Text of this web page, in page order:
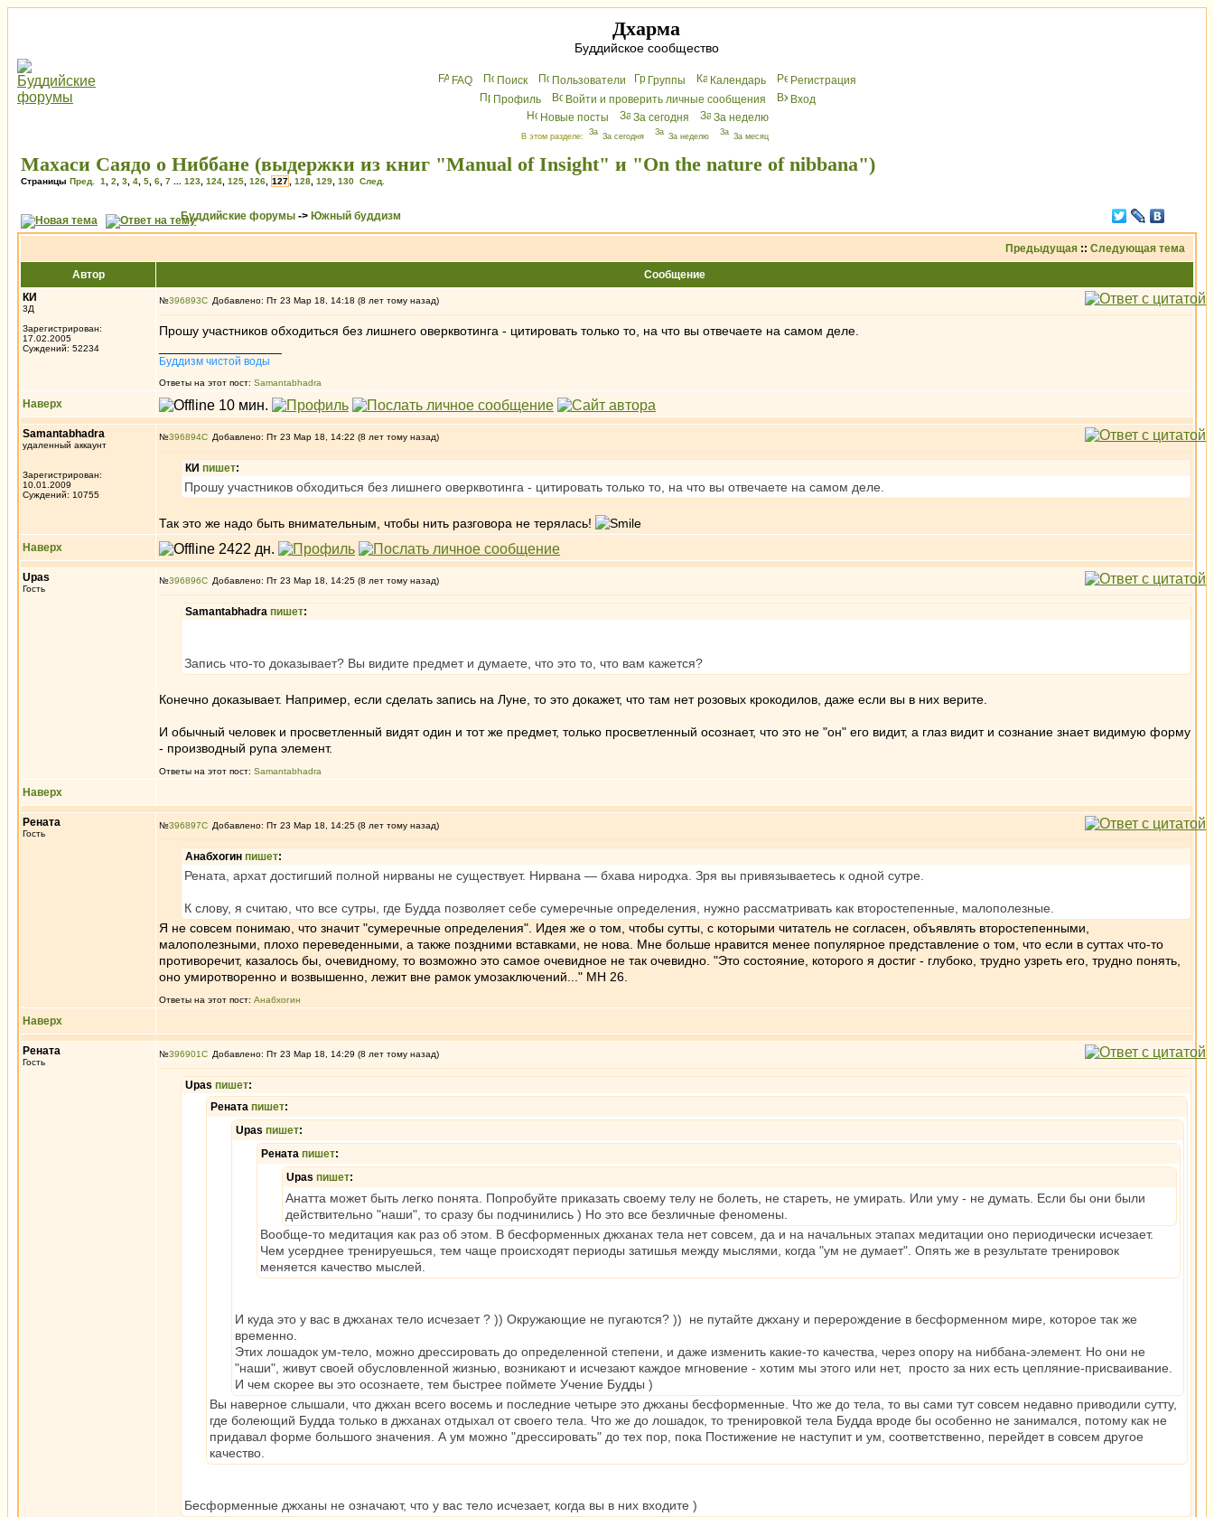
Дхарма
Буддийское сообщество
FAQ Поиск Пользователи Группы Календарь
Peгиcтрaция
Профиль
Войти и проверить личные сообщения
Вхoд
Новые посты
За сегодня За неделю
В этом разделе: За сегодня За неделю За месяц
Махаси Саядо о Ниббане (выдержки из книг "Manual of Insight" и "On the nature of nibbana")
Страницы Пред. 1 2 3 4 5 6 7 123 124 125 126 127 128 129 130 След.
Буддийские форумы -> Южный буддизм
Предыдущая :: Следующая тема
Автор
Сообщение
КИ
3Д
Зарегистрирован:
17.02.2005
Суждений: 52234
№396893 Добавлено: Пт 23 Мар 18, 14:18 (8 лет тому назад)
Прошу участников обходиться без лишнего оверквотинга - цитировать только то, на что вы отвечаете на самом деле.
Буддизм чистой воды
Ответы на этот пост: Samantabhadra
Наверх
Samantabhadra
удаленный аккаунт
Зарегистрирован:
10.01.2009
Суждений: 10755
№396894 Добавлено: Пт 23 Мар 18, 14:22 (8 лет тому назад)
КИ пишет:
Прошу участников обходиться без лишнего оверквотинга - цитировать только то, на что вы отвечаете на самом деле.
Так это же надо быть внимательным, чтобы нить разговора не терялась!
Наверх
Upas
Гость
№396896 Добавлено: Пт 23 Мар 18, 14:25 (8 лет тому назад)
Samantabhadra пишет:
Запись что-то доказывает? Вы видите предмет и думаете, что это то, что вам кажется?
Конечно доказывает. Например, если сделать запись на Луне, то это докажет, что там нет розовых крокодилов, даже если вы в них верите.
И обычный человек и просветленный видят один и тот же предмет, только просветленный осознает, что это не "он" его видит, а глаз видит и сознание знает видимую форму
- производный рупа элемент.
Ответы на этот пост: Samantabhadra
Наверх
Рената
Гость
№396897 Добавлено: Пт 23 Мар 18, 14:25 (8 лет тому назад)
Анабхогин пишет:
Рената, архат достигший полной нирваны не существует. Нирвана — бхава ниродха. Зря вы привязываетесь к одной сутре.
К слову, я считаю, что все сутры, где Будда позволяет себе сумеречные определения, нужно рассматривать как второстепенные, малополезные.
Я не совсем понимаю, что значит "сумеречные определения". Идея же о том, чтобы сутты, с которыми читатель не согласен, объявлять второстепенными,
малополезными, плохо переведенными, а также поздними вставками, не нова. Мне больше нравится менее популярное представление о том, что если в суттах что-то
противоречит, казалось бы, очевидному, то возможно это самое очевидное не так очевидно. "Это состояние, которого я достиг - глубоко, трудно узреть его, трудно понять,
оно умиротворенно и возвышенно, лежит вне рамок умозаключений..." МН 26.
Ответы на этот пост: Анабхогин
Наверх
Рената
Гость
№396901 Добавлено: Пт 23 Мар 18, 14:29 (8 лет тому назад)
Upas пишет:
Рената пишет:
Upas пишет:
Рената пишет:
Upas пишет:
Анатта может быть легко понята. Попробуйте приказать своему телу не болеть, не стареть, не умирать. Или уму - не думать. Если бы они были
действительно "наши", то сразу бы подчинились ) Но это все безличные феномены.
Вообще-то медитация как раз об этом. В бесформенных джханах тела нет совсем, да и на начальных этапах медитации оно периодически исчезает.
Чем усерднее тренируешься, тем чаще происходят периоды затишья между мыслями, когда "ум не думает". Опять же в результате тренировок
меняется качество мыслей.
И куда это у вас в джханах тело исчезает ? )) Окружающие не пугаются? )) не путайте джхану и перерождение в бесформенном мире, которое так же
временно.
Этих лошадок ум-тело, можно дрессировать до определенной степени, и даже изменить какие-то качества, через опору на ниббана-элемент. Но они не
"наши", живут своей обусловленной жизнью, возникают и исчезают каждое мгновение - хотим мы этого или нет, просто за них есть цепляние-присваивание.
И чем скорее вы это осознаете, тем быстрее поймете Учение Будды )
Вы наверное слышали, что джхан всего восемь и последние четыре это джханы бесформенные. Что же до тела, то вы сами тут совсем недавно приводили сутту,
где болеющий Будда только в джханах отдыхал от своего тела. Что же до лошадок, то тренировкой тела Будда вроде бы особенно не занимался, потому как не
придавал форме большого значения. А ум можно "дрессировать" до тех пор, пока Постижение не наступит и ум, соответственно, перейдет в совсем другое
качество.
Бесформенные джханы не означают, что у вас тело исчезает, когда вы в них входите )